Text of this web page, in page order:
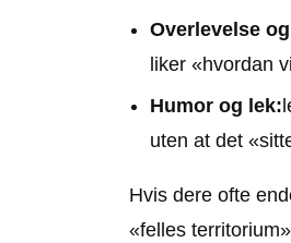
Overlevelse
liker «hvordan
Humor og lek:
uten at det
Hvis dere ofte
«felles